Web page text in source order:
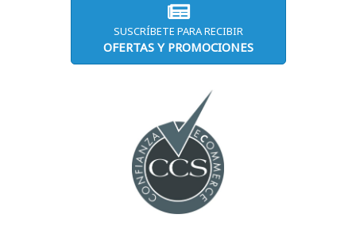
SUSCRÍBETE PARA RECIBIR
OFERTAS Y PROMOCIONES